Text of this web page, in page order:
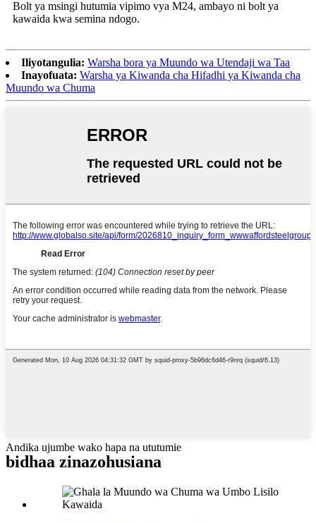
Bolt ya msingi hutumia vipimo vya M24, ambayo ni bolt ya
kawaida kwa semina ndogo.
Iliyotangulia: Warsha bora ya Muundo wa Utendaji wa Taa
Inayofuata: Warsha ya Kiwanda cha Hifadhi ya Kiwanda cha
Muundo wa Chuma
Andika ujumbe wako hapa na ututumie
bidhaa zinazohusiana